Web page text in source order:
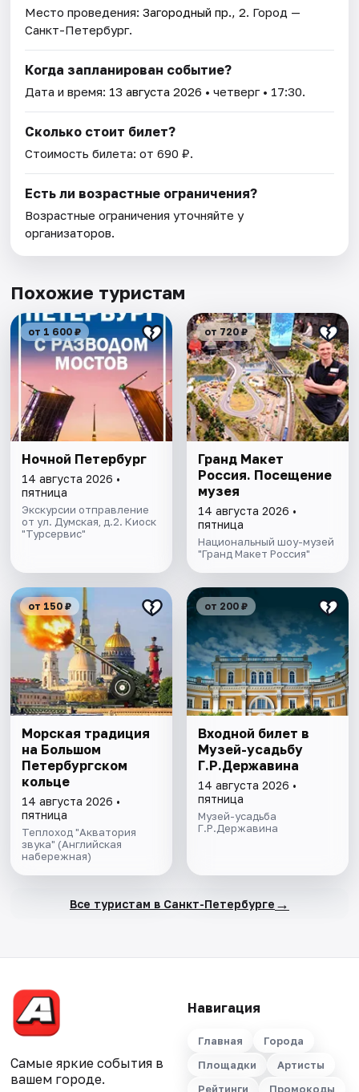
Место проведения:Загородный пр., 2. Город —
Санкт-Петербург.
Когда запланирован событие?
Дата и время: 13 августа 2026 • четверг • 17:30.
Сколько стоит билет?
Стоимость билета: от 690 ₽.
Есть ли возрастные ограничения?
Возрастные ограничения уточняйте у
организаторов.
Похожие туристам
от 1 600 ₽
Ночной Петербург
14 августа 2026 •
пятница
Экскурсии отправление
от ул. Думская, д.2. Киоск
"Турсервис"
от 720 ₽
Гранд Макет
Россия. Посещение
музея
14 августа 2026 •
пятница
Национальный шоу-музей
"Гранд Макет Россия"
от 150 ₽
Морская традиция
на Большом
Петербургском
кoльце
14 августа 2026 •
пятница
Теплоход "Акватория
звука" (Английская
набережная)
от 200 ₽
Входной билет в
Музей-усадьбу
Г.Р.Державина
14 августа 2026 •
пятница
Музей-усадьба
Г.Р.Державина
Все туристам в Санкт-Петербурге →
Самые яркие события в
вашем городе.
Навигация
Главная
Города
Площадки
Артисты
Рейтинги
Промокоды